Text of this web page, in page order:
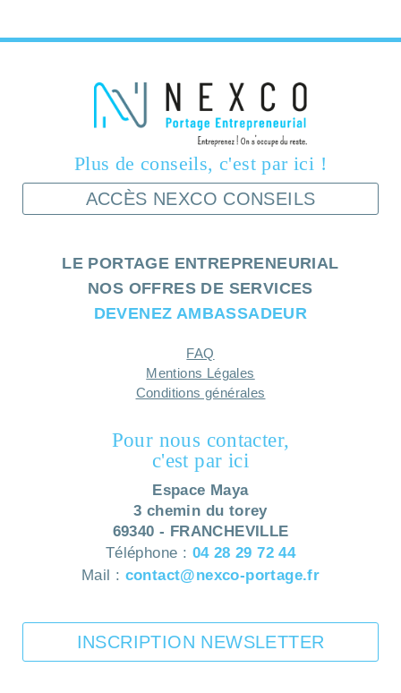
Plus de conseils, c'est par ici !
ACCÈS NEXCO CONSEILS
LE PORTAGE ENTREPRENEURIAL
NOS OFFRES DE SERVICES
DEVENEZ AMBASSADEUR
FAQ
Mentions Légales
Conditions générales
Pour nous contacter,
c'est par ici
Espace Maya
3 chemin du torey
69340 - FRANCHEVILLE
Téléphone : 04 28 29 72 44
Mail : contact@nexco-portage.fr
INSCRIPTION NEWSLETTER